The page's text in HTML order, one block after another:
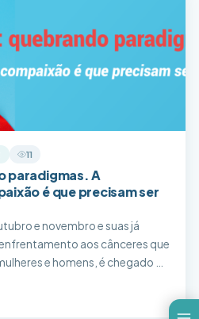
11
paradigmas. A
é que precisam ser
e novembro e suas já
aos cânceres que
e homens, é chegado o